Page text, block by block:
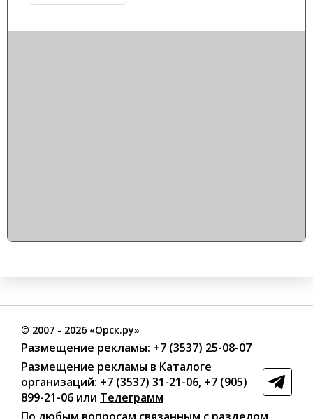
© 2007 - 2026 «Орск.ру»
Размещение рекламы: +7 (3537) 25-08-07
Размещение рекламы в Каталоге
организаций: +7 (3537) 31-21-06, +7 (905)
899-21-06 или Телеграмм